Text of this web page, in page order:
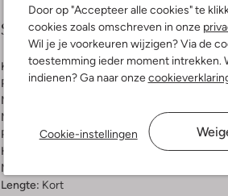
Door op "Accepteer alle cookies" te
cookies zoals omschreven in onze
Wil je je voorkeuren wijzigen? Via de
toestemming ieder moment intrekken.
indienen? Ga naar onze
Cookie-instellingen
Samenstelling & Pasvorm
Kleur:Bruin
Patroon:Bloemen
Materiaal:
Materiaalpercentages:
100% Viscose
Pasvorm:A-Lijn
Halslijn:
Mouwlengte:
Lengte: Kort